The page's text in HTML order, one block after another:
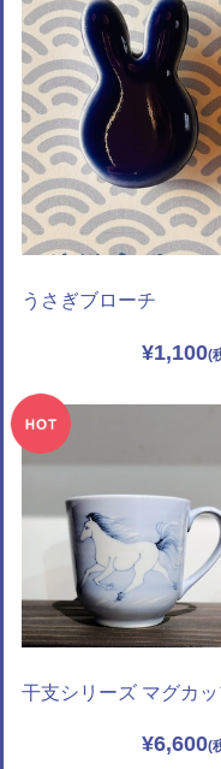
うさぎブローチ
¥1,100
¥6,600